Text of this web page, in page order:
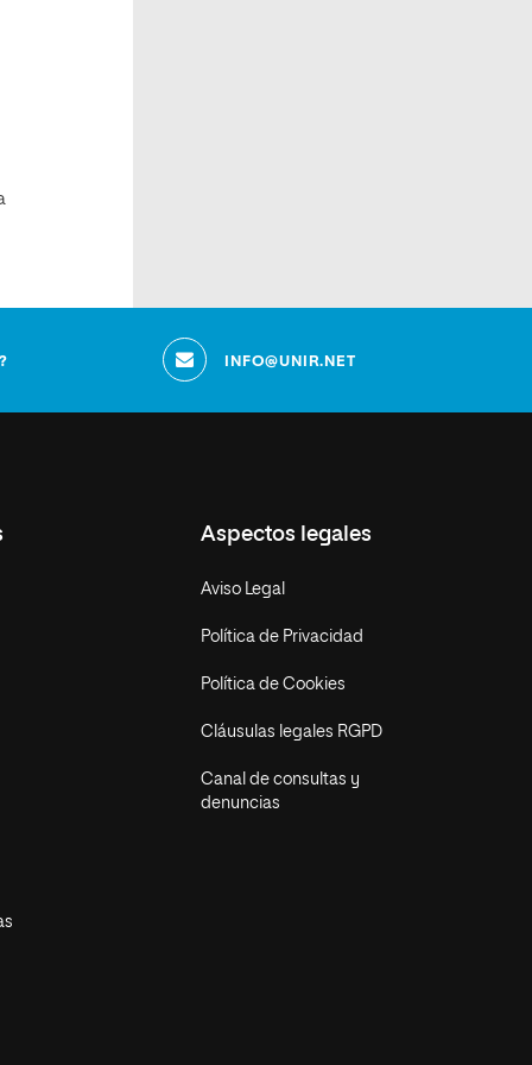
INFO@UNIR.NET
Aspectos legales
Aviso Legal
Política de Privacidad
Política de Cookies
Cláusulas legales RGPD
Canal de consultas y
denuncias